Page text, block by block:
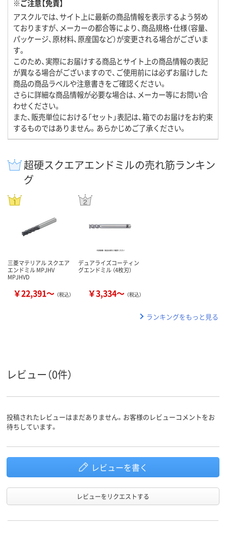
※ご注意【免責】
アスクルでは、サイト上に最新の商品情報を表示するよう努め
ておりますが、メーカーの都合等により、商品規格・仕様（容量、
パッケージ、原材料、原産国など）が変更される場合がございま
す。
このため、実際にお届けする商品とサイト上の商品情報の表記
が異なる場合がございますので、ご使用前には必ずお届けした
商品の商品ラベルや注意書きをご確認ください。
さらに詳細な商品情報が必要な場合は、メーカー等にお問い合
わせください。
また、販売単位における「セット」表記は、箱でのお届けをお約束
するものではありません。あらかじめご了承ください。
超硬スクエアエンドミルの売れ筋ランキン
グ
三菱マテリアル スクエア
エンドミル MPJHV
MPJHVD
￥22,391～ （税込）
デュアライズコーティン
グエンドミル （4枚刃）
￥3,334～ （税込）
ランキングをもっと見る
レビュー（0件）
投稿されたレビューはまだありません。お客様のレビューコメントをお
待ちしています。
レビューを書く
レビューをリクエストする